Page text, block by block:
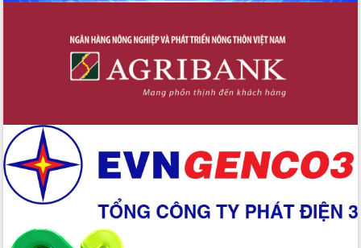
Đắk Lắk: Tôn vinh 46 giải pháp tại Hội
thi Sáng tạo Kỹ thuật 2024 - 2025
Đắk Lắk rà soát, điều chỉnh Đề án 190
Phó Chủ tịch UBND tỉnh Đắk Lắk
Trương Công Thái kiểm tra thực địa
Dự án cao tốc Khánh Hòa - Buôn Ma
Thuột
Định vị cà phê Việt Nam như một “di
sản sống” trong dòng chảy toàn cầu
Xây dựng nông thôn mới: Nâng cao đời